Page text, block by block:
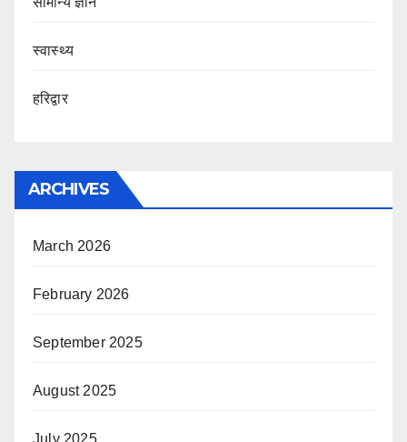
स्वास्थ्य
हरिद्वार
ARCHIVES
March 2026
February 2026
September 2025
August 2025